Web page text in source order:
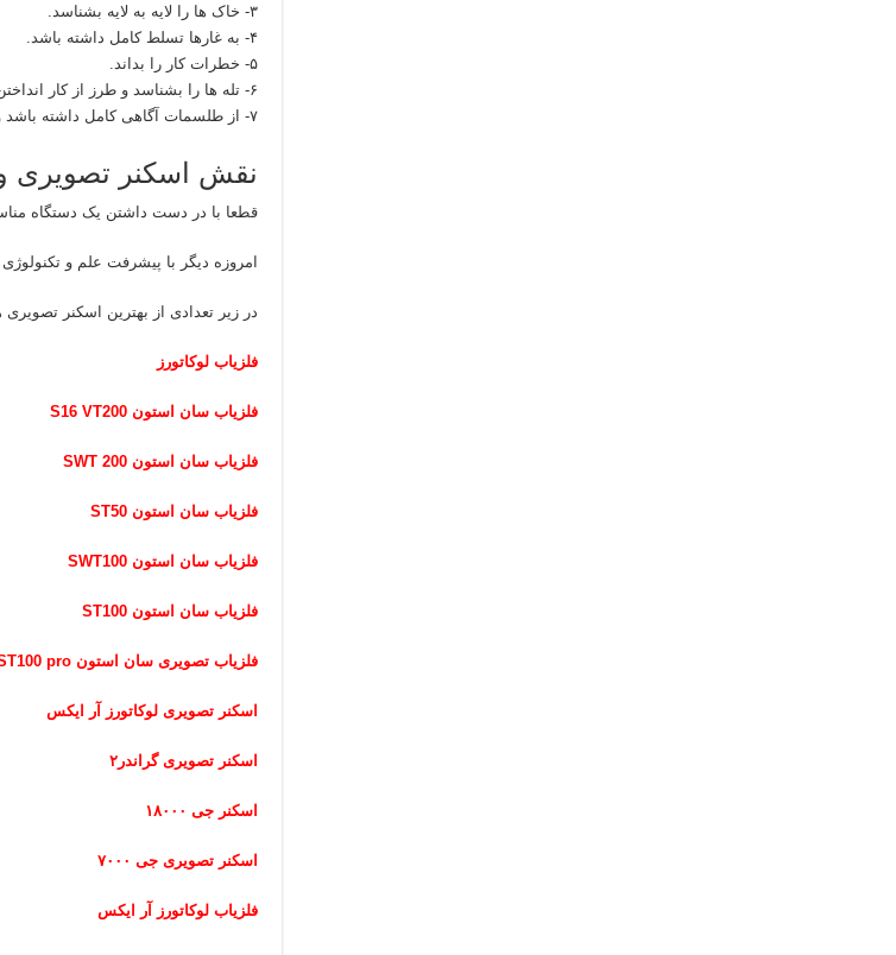
۳- خاک ها را لایه به لایه بشناسد.
۴- به غارها تسلط کامل داشته باشد.
۵- خطرات کار را بداند.
۶- تله ها را بشناسد و طرز از کار انداختن آنها را بلد باشد.
۷- از طلسمات آگاهی کامل داشته باشد و چه طلسمات قبل از اسلام چه طلسمات بعد از اسلام را بتواند باطل کند.
نقش اسکنر تصویری و
قطعا با در دست داشتن یک دستگاه
امروزه دیگر با پیشرفت علم و
در زیر تعدادی از بهترین اسکنر
فلزیاب لوکاتورز
فلزیاب سان استون S16 VT200
فلزیاب سان استون SWT 200
فلزیاب سان استون ST50
فلزیاب سان استون SWT100
فلزیاب سان استون ST100
فلزیاب تصویری سان استون ST100 pro
اسکنر تصویری لوکاتورز آر ایکس
اسکنر تصویری گراندر۲
اسکنر جی ۱۸۰۰۰
اسکنر تصویری جی ۷۰۰۰
فلزیاب لوکاتورز آر ایکس